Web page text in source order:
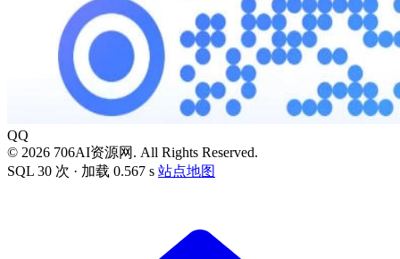
QQ
© 2026 706AI资源网. All Rights Reserved.
SQL 30 次 · 加载 0.567 s 站点地图